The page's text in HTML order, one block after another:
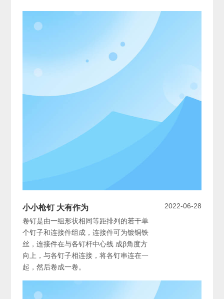
小小枪钉 大有作为
卷钉是由一组形状相同等距排列的若干单
个钉子和连接件组成，连接件可为镀铜铁
丝，连接件在与各钉杆中心线 成β角度方
向上，与各钉子相连接，将各钉串连在一
起，然后卷成一卷。
2022-06-28